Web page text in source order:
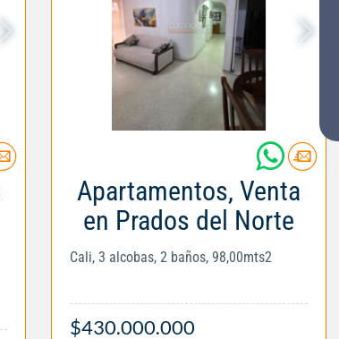
Apartamentos, Venta
en Prados del Norte
Cali, 3 alcobas, 2 baños, 98,00mts2
$430.000.000